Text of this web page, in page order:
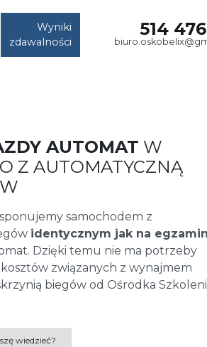
Wyniki
zdawalności
514
AUTOMAT W
Z AUTOMATYCZNĄ
samochodem z
identycznym jak na
Dzięki temu nie ma potrzeby
związanych z wynajmem
biegów od Ośrodka
wiedzieć?